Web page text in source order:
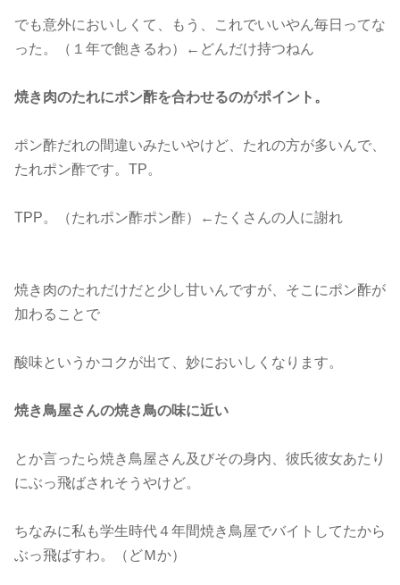
でも意外においしくて、もう、これでいいやん毎日ってな
った。（１年で飽きるわ）←どんだけ持つねん
焼き肉のたれにポン酢を合わせるのがポイント。
ポン酢だれの間違いみたいやけど、たれの方が多いんで、
たれポン酢です。TP。
TPP。（たれポン酢ポン酢）←たくさんの人に謝れ
焼き肉のたれだけだと少し甘いんですが、そこにポン酢が
加わることで
酸味というかコクが出て、妙においしくなります。
焼き鳥屋さんの焼き鳥の味に近い
とか言ったら焼き鳥屋さん及びその身内、彼氏彼女あたり
にぶっ飛ばされそうやけど。
ちなみに私も学生時代４年間焼き鳥屋でバイトしてたから
ぶっ飛ばすわ。（どＭか）